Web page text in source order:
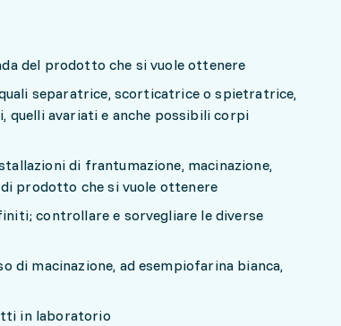
del prodotto che si vuole ottenere
separatrice, scorticatrice o spietratrice,
quelli avariati e anche possibili corpi
di frantumazione, macinazione,
prodotto che si vuole ottenere
controllare e sorvegliare le diverse
macinazione, ad esempiofarina bianca,
in laboratorio